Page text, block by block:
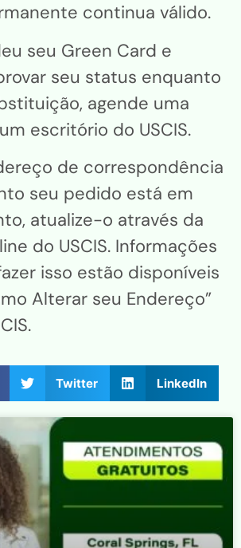
continua válido.
seu Green Card e
seu status enquanto
agende uma
escritório do USCIS.
de correspondência
seu pedido está em
atualize-o através da
do USCIS. Informações
isso estão disponíveis
Alterar seu Endereço”
Twitter LinkedIn